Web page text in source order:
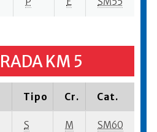
KM 5
Tipo Cr. Cat.
S M SM60